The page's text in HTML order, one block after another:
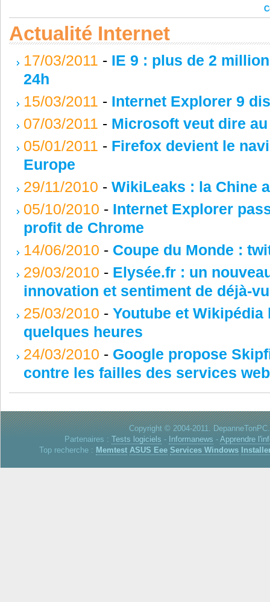
Actualité Internet
17/03/2011 - IE 9 : plus de 2
24h
15/03/2011 - Internet Explorer 9
07/03/2011 - Microsoft veut dire
05/01/2011 - Firefox devient le
Europe
29/11/2010 - WikiLeaks : la Chine
05/10/2010 - Internet Explorer
profit de Chrome
14/06/2010 - Coupe du Monde :
29/03/2010 - Elysée.fr : un
innovation et sentiment de déjà-vu
25/03/2010 - Youtube et
quelques heures
24/03/2010 - Google propose
contre les failles des services web
Copyright © 2004-2011.
Partenaires : Tests logiciels - Informanews - Apprendre
Top recherche : Memtest ASUS Eee Services Windows